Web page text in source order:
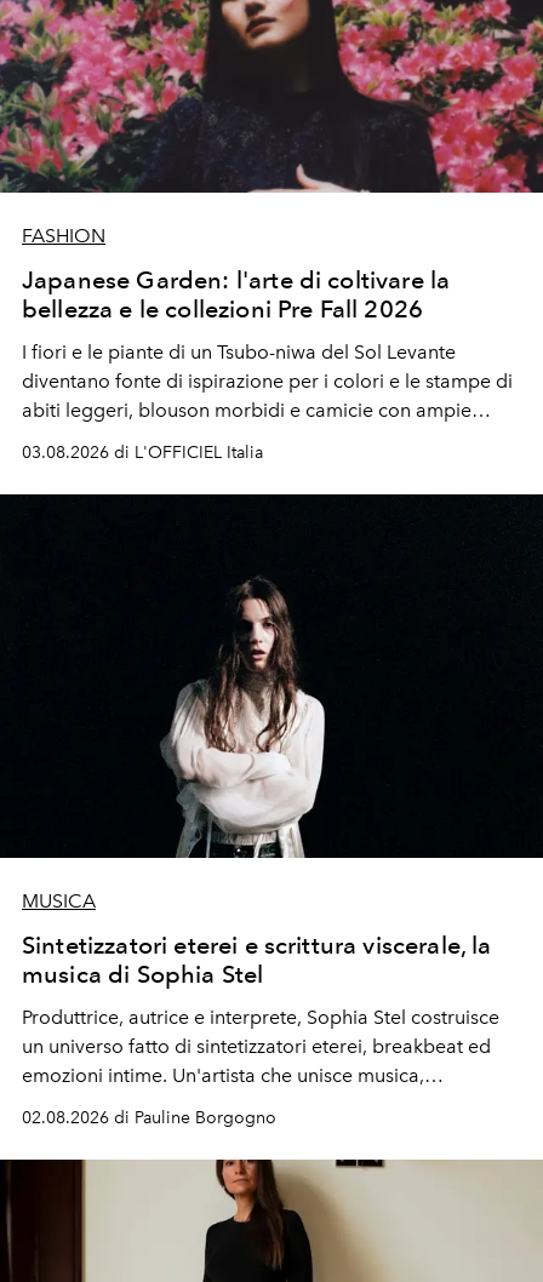
FASHION
Japanese Garden: l'arte di coltivare la
bellezza e le collezioni Pre Fall 2026
I fiori e le piante di un Tsubo-niwa del Sol Levante
diventano fonte di ispirazione per i colori e le stampe di
abiti leggeri, blouson morbidi e camicie con ampie
maniche a kimono. E si trasformano in applicazioni
03.08.2026 di L'OFFICIEL Italia
MUSICA
Sintetizzatori eterei e scrittura viscerale, la
musica di Sophia Stel
Produttrice, autrice e interprete, Sophia Stel costruisce
un universo fatto di sintetizzatori eterei, breakbeat ed
emozioni intime. Un'artista che unisce musica,
immaginario visivo e vulnerabilità senza confini.
02.08.2026 di Pauline Borgogno